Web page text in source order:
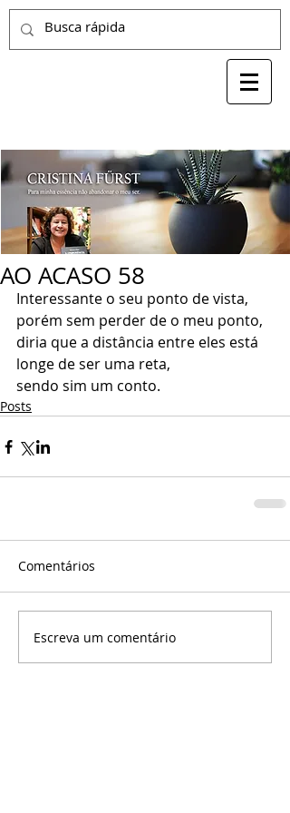
AO ACASO 58
Interessante o seu ponto de vista,
porém sem perder de o meu ponto,
diria que a distância entre eles está
longe de ser uma reta,
sendo sim um conto.
Posts
Comentários
Escreva um comentário